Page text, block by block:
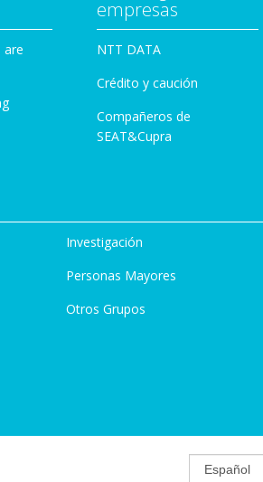
are
empresas
NTT DATA
Crédito y caución
Compañeros de
SEAT&Cupra
Investigación
Personas Mayores
Otros Grupos